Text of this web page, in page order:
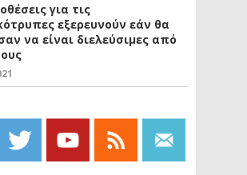
για τις
εξερευνούν εάν θα
να είναι διελεύσιμες από